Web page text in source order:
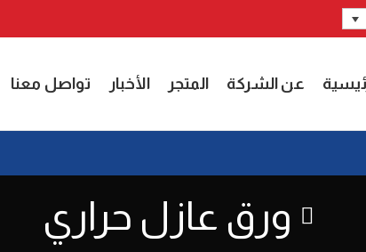
عن الشركة المتجر الأخبار تواصل معنا
ورق عازل حراري